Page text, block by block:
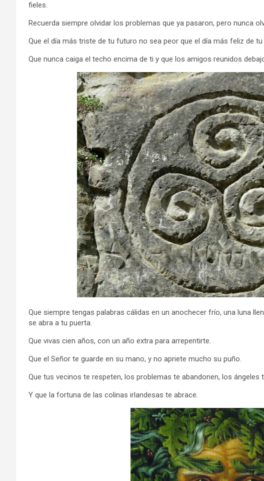
fieles.
Recuerda siempre olvidar los problemas que ya pasaron, pero nunca
Que el día más triste de tu futuro no sea peor que el día más feliz de tu
Que nunca caiga el techo encima de ti y que los amigos reunidos
Que siempre tengas palabras cálidas en un anochecer frío, una luna
se abra a tu puerta.
Que vivas cien años, con un año extra para arrepentirte.
Que el Señor te guarde en su mano, y no apriete mucho su puño.
Que tus vecinos te respeten, los problemas te abandonen, los ángeles
Y que la fortuna de las colinas irlandesas te abrace.